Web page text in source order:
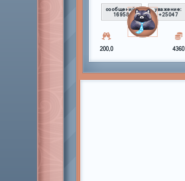
сообщений:
16958
уважение:
+25047
200,0 4360